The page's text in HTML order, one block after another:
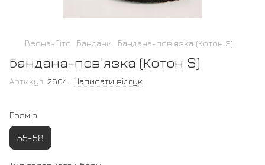
Весна-Літо Бандани Бандана-пов'язка (Котон S)
Бандана-пов'язка (Котон S)
Артикул: 2604 Написати відгук
Розмір
55-58